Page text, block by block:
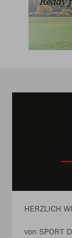
HERZLICH
von SPORT